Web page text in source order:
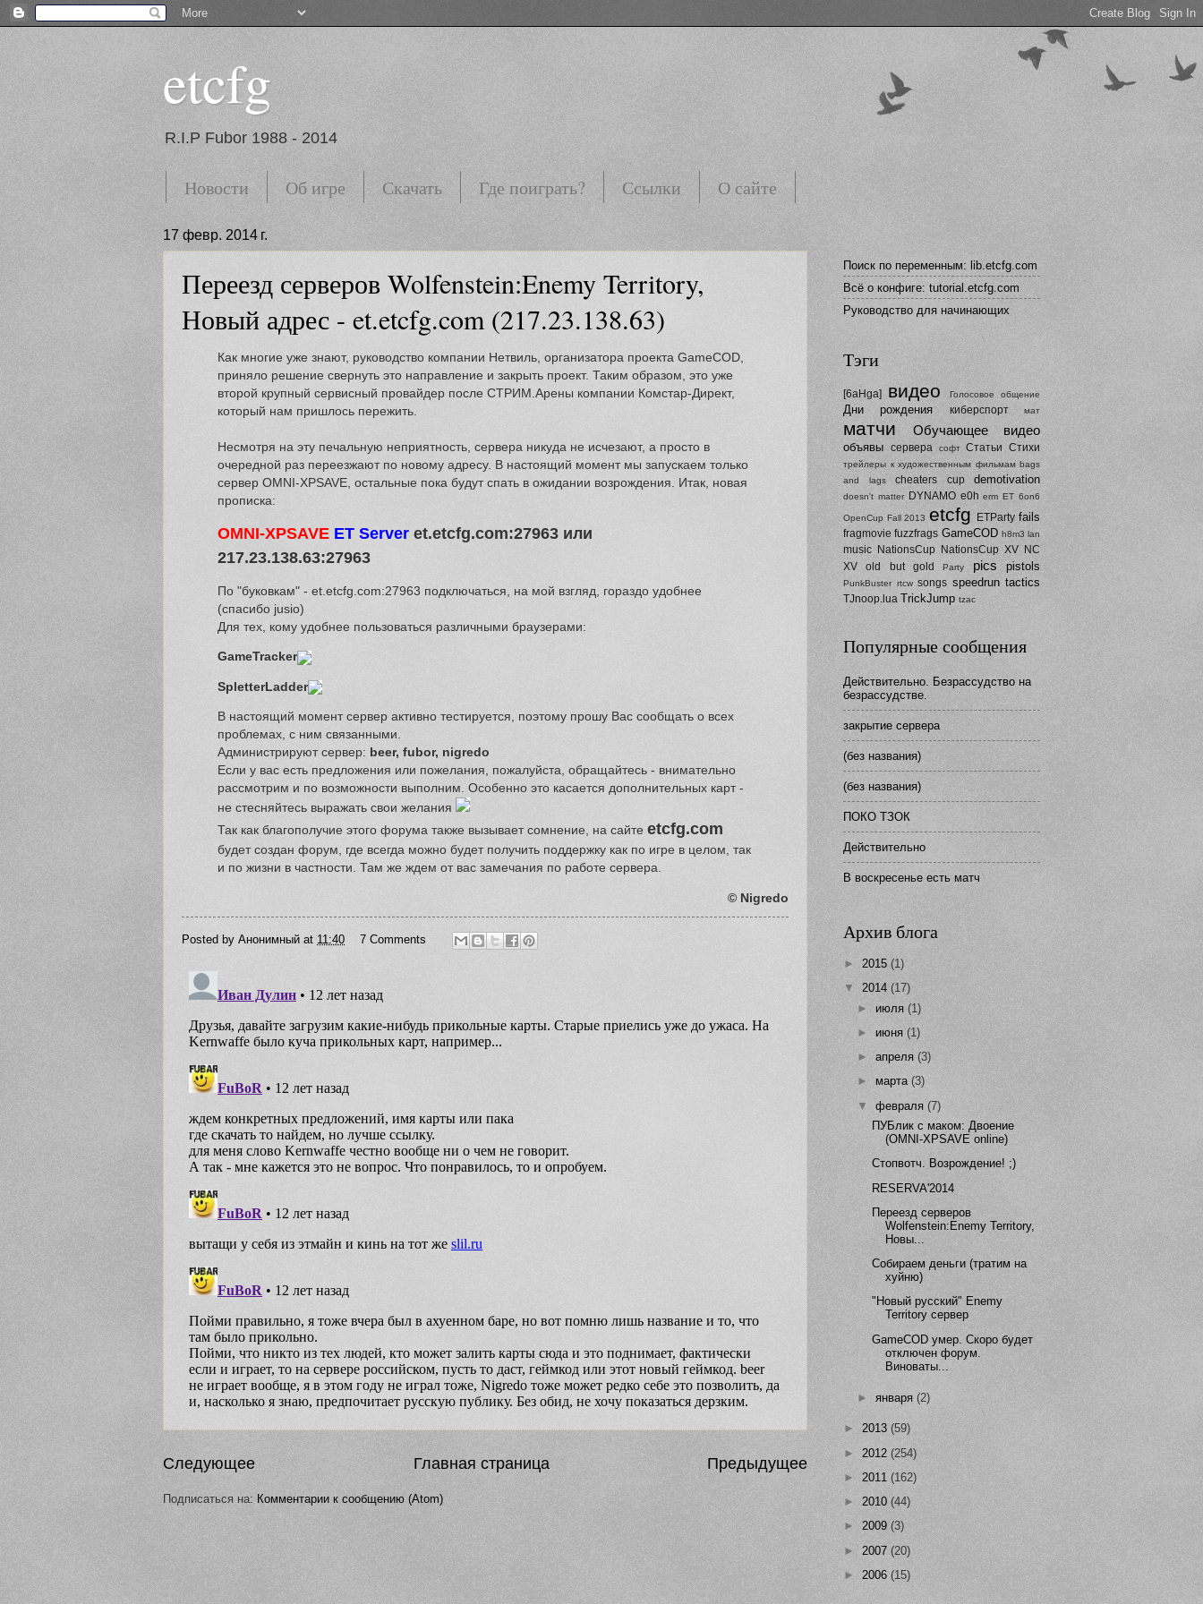
etcfg
R.I.P Fubor 1988 - 2014
Новости Об игре Скачать Где поиграть? Ссылки О сайте
17 февр. 2014 г.
Переезд серверов Wolfenstein:Enemy Territory,
Новый адрес - et.etcfg.com (217.23.138.63)
Как многие уже знают, руководство компании Нетвиль, организатора проекта GameCOD,
приняло решение свернуть это направление и закрыть проект. Таким образом, это уже
второй крупный сервисный провайдер после СТРИМ.Арены компании Комстар-Директ,
который нам пришлось пережить.
Несмотря на эту печальную неприятность, сервера никуда не исчезают, а просто в
очередной раз переезжают по новому адресу. В настоящий момент мы запускаем только
сервер OMNI-XPSAVE, остальные пока будут спать в ожидании возрождения. Итак, новая
прописка:
OMNI-XPSAVE ET Server et.etcfg.com:27963 или
217.23.138.63:27963
По "буковкам" - et.etcfg.com:27963 подключаться, на мой взгляд, гораздо удобнее
(спасибо jusio)
Для тех, кому удобнее пользоваться различными браузерами:
GameTracker
SpletterLadder
В настоящий момент сервер активно тестируется, поэтому прошу Вас сообщать о всех
проблемах, с ним связанными.
Администрируют сервер: beer, fubor, nigredo
Если у вас есть предложения или пожелания, пожалуйста, обращайтесь - внимательно
рассмотрим и по возможности выполним. Особенно это касается дополнительных карт -
не стесняйтесь выражать свои желания
Так как благополучие этого форума также вызывает сомнение, на сайте etcfg.com
будет создан форум, где всегда можно будет получить поддержку как по игре в целом, так
и по жизни в частности. Там же ждем от вас замечания по работе сервера.
© Nigredo
Posted by Анонимный at 11:40 7 Comments
Следующее Предыдущее
Главная страница
Подписаться на: Комментарии к сообщению (Atom)
Поиск по переменным: lib.etcfg.com
Всё о конфиге: tutorial.etcfg.com
Руководство для начинающих
Тэги
[6aHga] видео Голосовое общение
Дни рождения киберспорт мат
матчи Обучающее видео
объявы сервера софт Статьи Стихи
трейлеры к художественным фильмам bags
and lags
cheaters cup demotivation
doesn't matter DYNAMO e0h erm ET 6on6
OpenCup Fall 2013 etcfg ETParty fails
fragmovie fuzzfrags GameCOD h8m3 lan
music NationsCup NationsCup XV
NC
XV
old but gold Party pics pistols
PunkBuster rtcw songs speedrun tactics
TJnoop.lua TrickJump tzac
Популярные сообщения
Действительно. Безрассудство на
безрассудстве.
закрытие сервера
(без названия)
(без названия)
ПОКО ТЗОК
Действительно
В воскресенье есть матч
Архив блога
► 2015 (1)
▼ 2014 (17)
►июля(1)
►июня(1)
►апреля(3)
►марта(3)
▼февраля(7)
ПУБлик с маком: Двоение
(OMNI-XPSAVE online)
Стопвотч. Возрождение! ;)
RESERVA'2014
Переезд серверов
Wolfenstein:Enemy Territory,
Новы...
Собираем деньги (тратим на
хуйню)
"Новый русский" Enemy
Territory сервер
GameCOD умер. Скоро будет
отключен форум.
Виноваты...
►января (2)
► 2013 (59)
► 2012 (254)
► 2011 (162)
► 2010 (44)
► 2009 (3)
► 2007 (20)
► 2006 (15)